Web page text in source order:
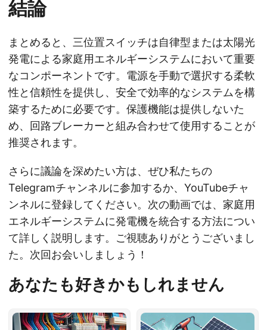
結論
まとめると、三位置スイッチは自律型または太陽光
発電による家庭用エネルギーシステムにおいて重要
なコンポーネントです。電源を手動で選択する柔軟
性と信頼性を提供し、安全で効率的なシステムを構
築するために必要です。保護機能は提供しないた
め、回路ブレーカーと組み合わせて使用することが
推奨されます。
さらに議論を深めたい方は、ぜひ私たちの
Telegramチャンネルに参加するか、YouTubeチャ
ンネルに登録してください。次の動画では、家庭用
エネルギーシステムに発電機を統合する方法につい
て詳しく説明します。ご視聴ありがとうございまし
た。次回お会いしましょう！
あなたも好きかもしれません